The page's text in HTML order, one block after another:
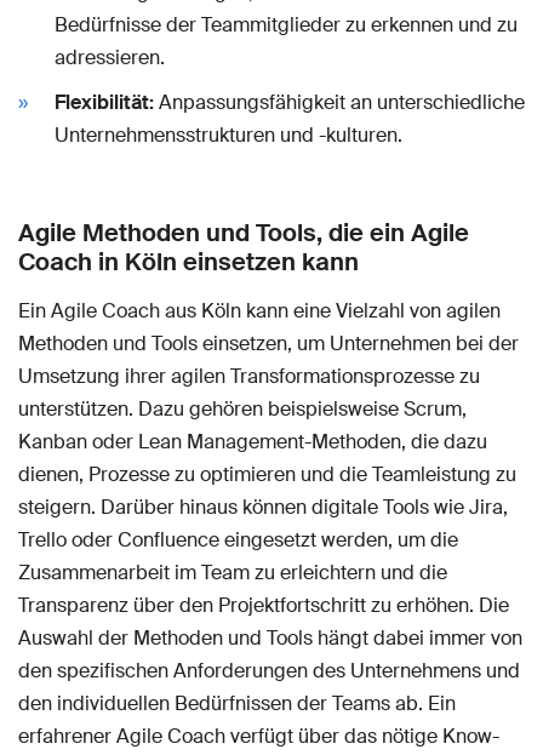
Bedürfnisse der Teammitglieder zu erkennen und zu
adressieren.
Flexibilität:Anpassungsfähigkeit an unterschiedliche
Unternehmensstrukturen und -kulturen.
Agile Methoden und Tools, die ein Agile
Coach in Köln einsetzen kann
Ein Agile Coach aus Köln kann eine Vielzahl von agilen
Methoden und Tools einsetzen, um Unternehmen bei der
Umsetzung ihrer agilen Transformationsprozesse zu
unterstützen. Dazu gehören beispielsweise Scrum,
Kanban oder Lean Management-Methoden, die dazu
dienen, Prozesse zu optimieren und die Teamleistung zu
steigern. Darüber hinaus können digitale Tools wie Jira,
Trello oder Confluence eingesetzt werden, um die
Zusammenarbeit im Team zu erleichtern und die
Transparenz über den Projektfortschritt zu erhöhen. Die
Auswahl der Methoden und Tools hängt dabei immer von
den spezifischen Anforderungen des Unternehmens und
den individuellen Bedürfnissen der Teams ab. Ein
erfahrener Agile Coach verfügt über das nötige Know-